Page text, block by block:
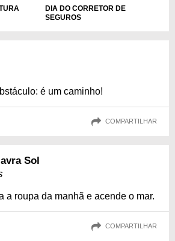
DIA DO CORRETOR DE
SEGUROS
é um caminho!
COMPARTILHAR
Sol
a roupa da manhã e acende o mar.
COMPARTILHAR